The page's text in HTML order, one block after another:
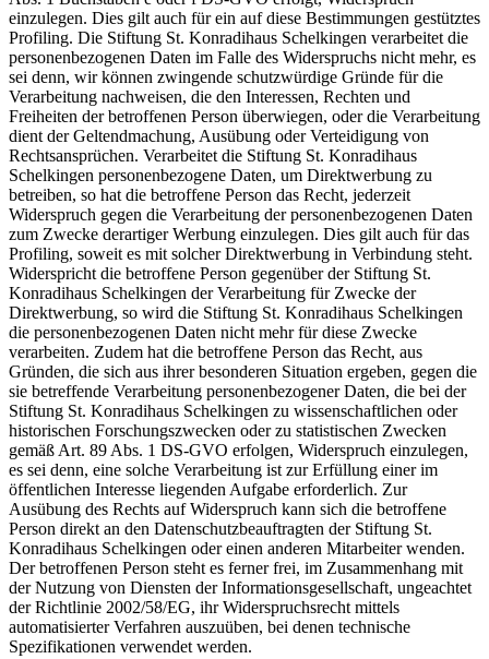
einzulegen. Dies gilt auch für ein auf diese Bestimmungen gestütztes
Profiling. Die Stiftung St. Konradihaus Schelkingen verarbeitet die
personenbezogenen Daten im Falle des Widerspruchs nicht mehr, es
sei denn, wir können zwingende schutzwürdige Gründe für die
Verarbeitung nachweisen, die den Interessen, Rechten und
Freiheiten der betroffenen Person überwiegen, oder die Verarbeitung
dient der Geltendmachung, Ausübung oder Verteidigung von
Rechtsansprüchen. Verarbeitet die Stiftung St. Konradihaus
Schelkingen personenbezogene Daten, um Direktwerbung zu
betreiben, so hat die betroffene Person das Recht, jederzeit
Widerspruch gegen die Verarbeitung der personenbezogenen Daten
zum Zwecke derartiger Werbung einzulegen. Dies gilt auch für das
Profiling, soweit es mit solcher Direktwerbung in Verbindung steht.
Widerspricht die betroffene Person gegenüber der Stiftung St.
Konradihaus Schelkingen der Verarbeitung für Zwecke der
Direktwerbung, so wird die Stiftung St. Konradihaus Schelkingen
die personenbezogenen Daten nicht mehr für diese Zwecke
verarbeiten. Zudem hat die betroffene Person das Recht, aus
Gründen, die sich aus ihrer besonderen Situation ergeben, gegen die
sie betreffende Verarbeitung personenbezogener Daten, die bei der
Stiftung St. Konradihaus Schelkingen zu wissenschaftlichen oder
historischen Forschungszwecken oder zu statistischen Zwecken
gemäß Art. 89 Abs. 1 DS-GVO erfolgen, Widerspruch einzulegen,
es sei denn, eine solche Verarbeitung ist zur Erfüllung einer im
öffentlichen Interesse liegenden Aufgabe erforderlich. Zur
Ausübung des Rechts auf Widerspruch kann sich die betroffene
Person direkt an den Datenschutzbeauftragten der Stiftung St.
Konradihaus Schelkingen oder einen anderen Mitarbeiter wenden.
Der betroffenen Person steht es ferner frei, im Zusammenhang mit
der Nutzung von Diensten der Informationsgesellschaft, ungeachtet
der Richtlinie 2002/58/EG, ihr Widerspruchsrecht mittels
automatisierter Verfahren auszuüben, bei denen technische
Spezifikationen verwendet werden.